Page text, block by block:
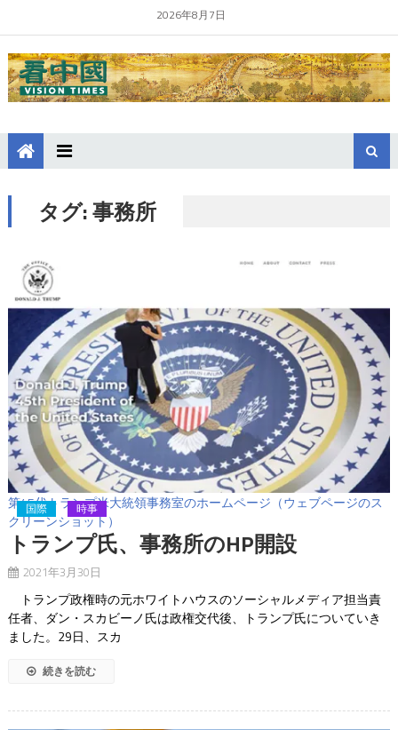
2026年8月7日
タグ:事務所
第45代トランプ米大統領事務室のホームページ（ウェブページのス
クリーンショット）
国際 時事
トランプ氏、事務所のHP開設
2021年3月30日
トランプ政権時の元ホワイトハウスのソーシャルメディア担当責
任者、ダン・スカビーノ氏は政権交代後、トランプ氏についていき
ました。29日、スカ
続きを読む